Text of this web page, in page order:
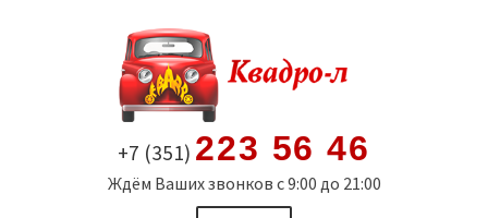
содержимому
+7 (351) 223 56 46
Ждём Ваших звонков с 9:00 до 21:00